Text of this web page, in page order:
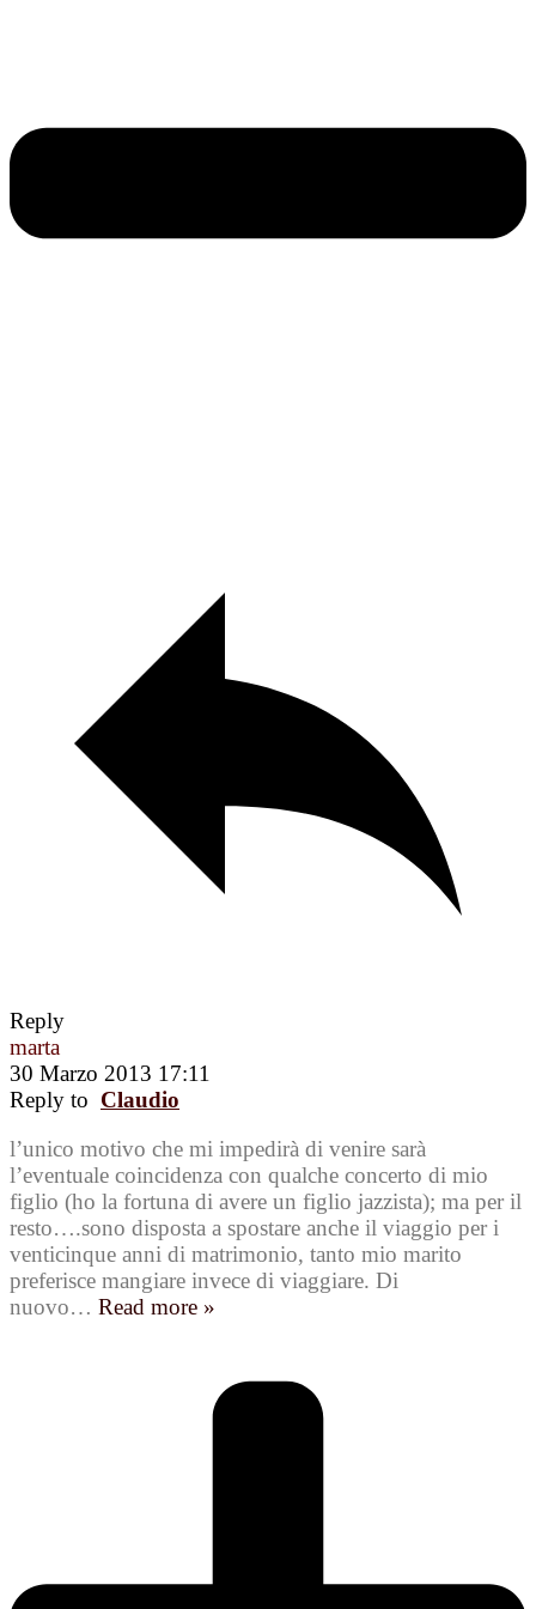
Reply
marta
30 Marzo 2013 17:11
Reply to Claudio
l’unico motivo che mi impedirà di venire sarà
l’eventuale coincidenza con qualche concerto di mio
figlio (ho la fortuna di avere un figlio jazzista); ma per il
resto….sono disposta a spostare anche il viaggio per i
venticinque anni di matrimonio, tanto mio marito
preferisce mangiare invece di viaggiare. Di
nuovo… Read more »